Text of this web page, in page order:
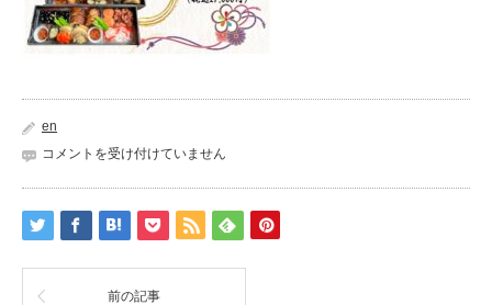
en
P121_
6
は
コメントを受け付けていません
前の記事